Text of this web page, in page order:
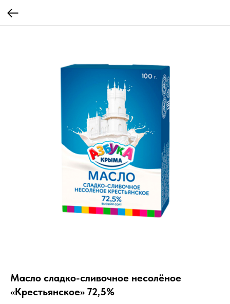
Масло сладко-сливочное несолёное
«Крестьянское» 72,5%